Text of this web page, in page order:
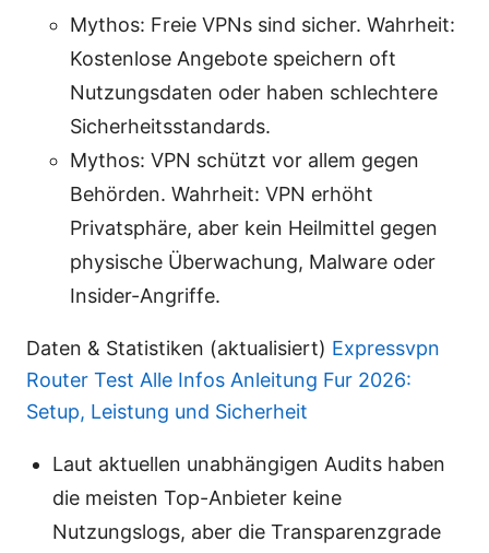
Mythos: Freie VPNs sind sicher. Wahrheit:
Kostenlose Angebote speichern oft
Nutzungsdaten oder haben schlechtere
Sicherheitsstandards.
Mythos: VPN schützt vor allem gegen
Behörden. Wahrheit: VPN erhöht
Privatsphäre, aber kein Heilmittel gegen
physische Überwachung, Malware oder
Insider-Angriffe.
Daten & Statistiken (aktualisiert) Expressvpn
Router Test Alle Infos Anleitung Fur 2026:
Setup, Leistung und Sicherheit
Laut aktuellen unabhängigen Audits haben
die meisten Top-Anbieter keine
Nutzungslogs, aber die Transparenzgrade